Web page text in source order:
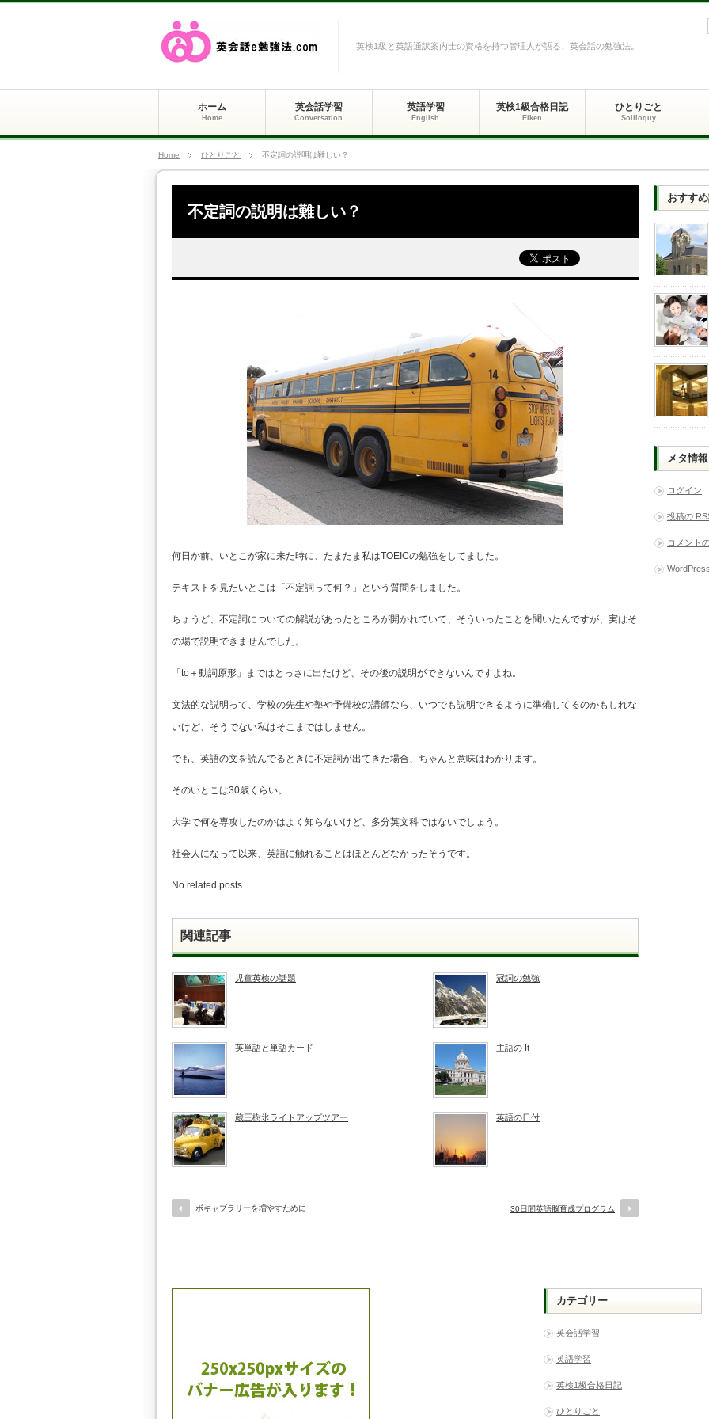
英検1級と英語通訳案内士の資格を持つ管理人が語る、英会話の勉強法。
ホーム
Home
英会話学習
Conversation
英語学習
English
英検1級合格日記
Eiken
ひとりごと
Soliloquy
Home ひとりごと 不定詞の説明は難しい？
不定詞の説明は難しい？
何日か前、いとこが家に来た時に、たまたま私はTOEICの勉強をしてました。
テキストを見たいとこは「不定詞って何？」という質問をしました。
ちょうど、不定詞についての解説があったところが開かれていて、そういったことを聞いたんですが、実はそ
の場で説明できませんでした。
「to＋動詞原形」まではとっさに出たけど、その後の説明ができないんですよね。
文法的な説明って、学校の先生や塾や予備校の講師なら、いつでも説明できるように準備してるのかもしれな
いけど、そうでない私はそこまではしません。
でも、英語の文を読んでるときに不定詞が出てきた場合、ちゃんと意味はわかります。
そのいとこは30歳くらい。
大学で何を専攻したのかはよく知らないけど、多分英文科ではないでしょう。
社会人になって以来、英語に触れることはほとんどなかったそうです。
No related posts.
関連記事
児童英検の話題 冠詞の勉強
英単語と単語カード 主語の It
蔵王樹氷ライトアップツアー 英語の日付
ボキャブラリーを増やすために 30日間英語脳育成プログラム
おすす
メタ情報
ログイン
投稿の
コメント
カテゴリー
英会話学習
英語学習
英検1級合格日記
ひとりごと